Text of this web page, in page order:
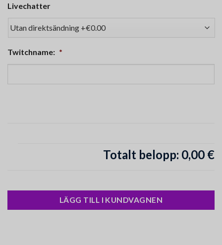
Livechatter
Twitchname: *
Totalt belopp: 0,00 €
LÄGG TILL I KUNDVAGNEN